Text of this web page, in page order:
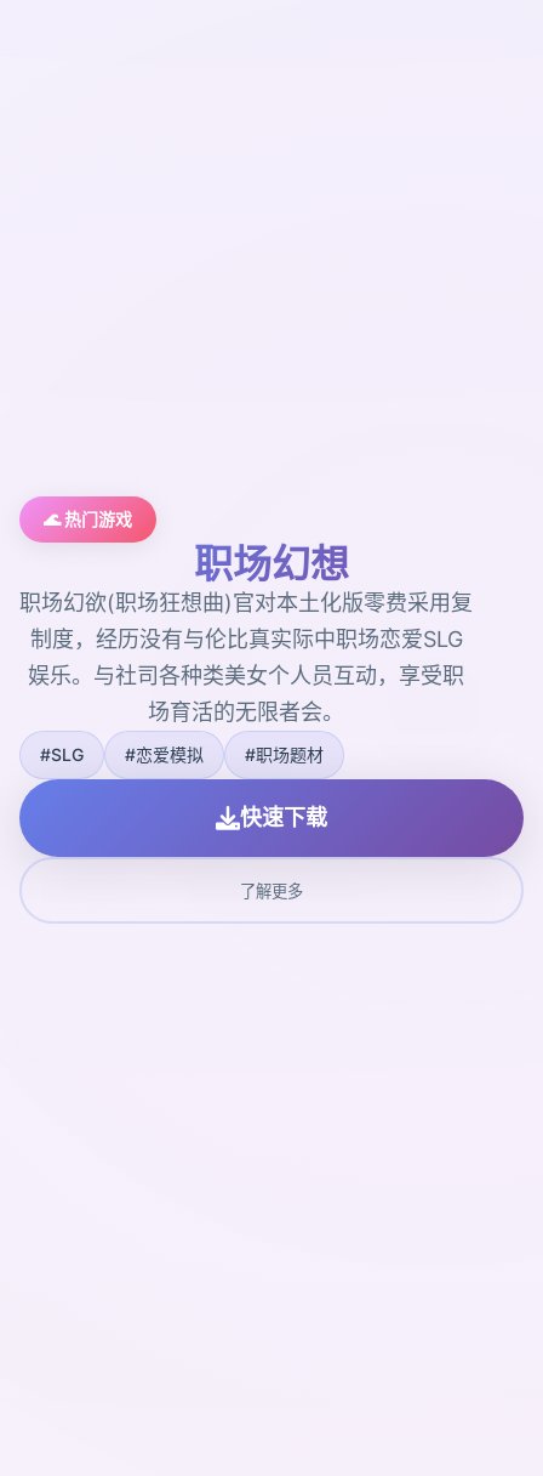
🌊 热门游戏
职场幻想
职场幻欲(职场狂想曲)官对本土化版零费采用复
制度，经历没有与伦比真实际中职场恋爱SLG
娱乐。与社司各种类美女个人员互动，享受职
场育活的无限者会。
#SLG #恋爱模拟 #职场题材
快速下载
了解更多